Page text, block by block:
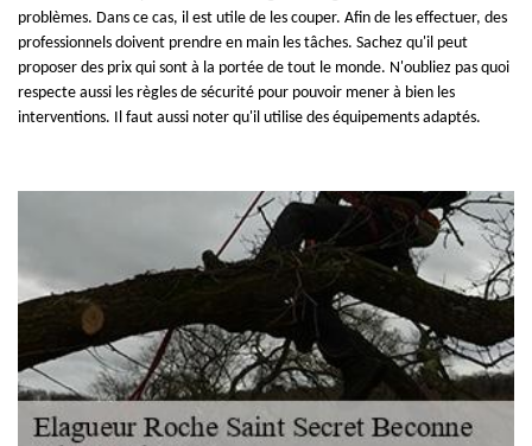
problèmes. Dans ce cas, il est utile de les couper. Afin de les effectuer, des
professionnels doivent prendre en main les tâches. Sachez qu'il peut
proposer des prix qui sont à la portée de tout le monde. N'oubliez pas quoi
respecte aussi les règles de sécurité pour pouvoir mener à bien les
interventions. Il faut aussi noter qu'il utilise des équipements adaptés.